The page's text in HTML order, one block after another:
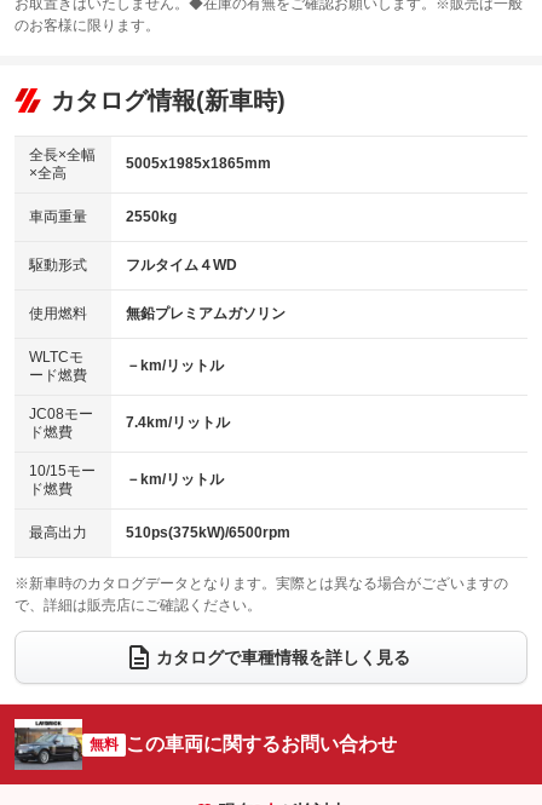
サンルーフ
：装備あり ABS
リフトアップ
：装備なし
：装備あり
パワーウィンドウ
アイドリングストップ
：装備あり
USB入力端子
：装備あり
100V電源
：装備なし
センターデフロック
：装備なし
電動格納ミラー
：装備あり
TV
：装備なし
ビジュアル：-／DVD再生
：装備あり
アルミホイール：20インチ
：装備あり
HID(キセノンライト)
バックカメラ
エアロ
：装備なし
ローダウン
：装備なし
ベンチシート
：装備なし
チップアップシート
：装備なし
電動格納サードシート
：装備なし シートヒーター
：装備あり
ウォークスルー
電動リアゲート フロントカメラ
：装備あり
シートエアコン
：装備あり 全周囲カメラ
：装備なし
サイドカメラ
：装備あり ルーフレール
：装備なし
エアサスペンション ヘッドライトウォッシャー
お取置きはいたしません。◆在庫の有無をご確認お願いします。※販売は一般
のお客様に限ります。
カタログ情報(新車時)
全長×全幅
×全高
5005x1985x1865mm
車両重量 2550kg
駆動形式 フルタイム４WD
使用燃料 無鉛プレミアムガソリン
WLTCモ
ード燃費
－km/リットル
JC08モー
ド燃費
7.4km/リットル
10/15モー
ド燃費
－km/リットル
最高出力 510ps(375kW)/6500rpm
※新車時のカタログデータとなります。実際とは異なる場合がございますの
で、詳細は販売店にご確認ください。
カタログで車種情報を詳しく見る
無料 この車両に関するお問い合わせ